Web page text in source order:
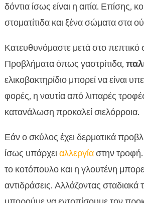
δόντια ίσως είναι η αιτία. Επίσης,
στοματίτιδα και ξένα σώματα στα
Κατευθυνόμαστε μετά στο πεπτικό
Προβλήματα όπως γαστρίτιδα,
ελικοβακτηρίδιο μπορεί να είναι
φορές, η ναυτία από λιπαρές
κατανάλωση προκαλεί σιελόρροια.
Εάν ο σκύλος έχει δερματικά
ίσως υπάρχειαλλεργίαστην
το κοτόπουλο και η γλουτένη
αντιδράσεις. Αλλάζοντας σταδιακά